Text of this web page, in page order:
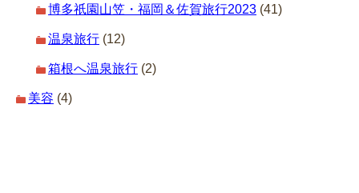
博多祇園山笠・福岡＆佐賀旅行2023 (41)
温泉旅行 (12)
箱根へ温泉旅行 (2)
美容 (4)